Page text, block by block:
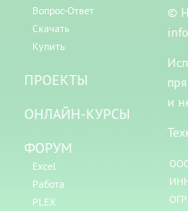
Вопрос-Ответ
Скачать
Купить
ПРОЕКТЫ
ОНЛАЙН-КУРСЫ
ФОРУМ
Excel
Работа
PLEX
©
и